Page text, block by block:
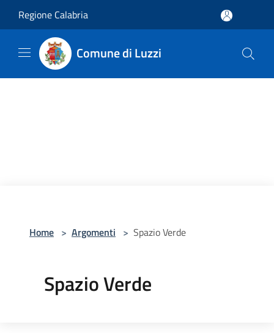
Regione Calabria
Comune di Luzzi
Home > Argomenti > Spazio Verde
Spazio Verde